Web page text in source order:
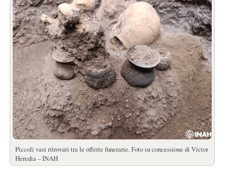
Piccoli vasi ritrovati tra le offerte funerarie. Foto su concessione di Víctor
Heredia – INAH